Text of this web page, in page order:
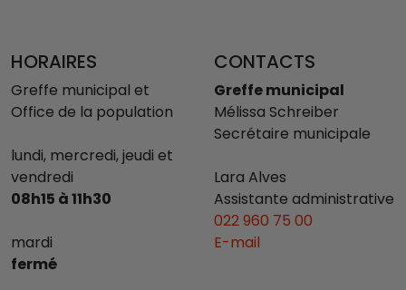
HORAIRES
Greffe municipal et
Office de la population
lundi, mercredi, jeudi et
vendredi
08h15 à 11h30
mardi
fermé
CONTACTS
Greffe municipal
Mélissa Schreiber
Secrétaire municipale
Lara Alves
Assistante administrative
022 960 75 00
E-mail